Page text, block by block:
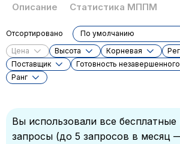
Описание
Статистика МППМ
Цена Высота Корневая
Поставщик
Готовность
Ранг
Отсортировано По умолчанию
Вы использовали все
запросы (до 5 запросов в месяц